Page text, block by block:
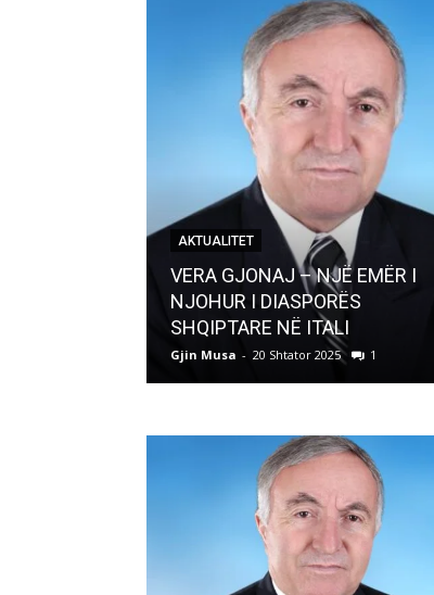
AKTUALITET
VERA GJONAJ – NJË EMËR I
NJOHUR I DIASPORËS
SHQIPTARE NË ITALI
Gjin Musa - 20 Shtator 2025 1